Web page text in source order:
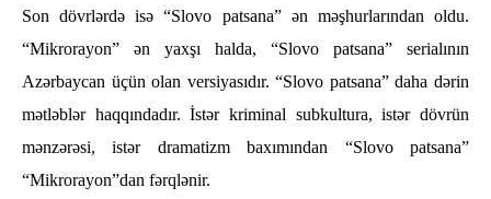
Son dövrlərdə isə “Slovo patsana” ən məşhurlarından oldu.
“Mikrorayon” ən yaxşı halda, “Slovo patsana” serialının
Azərbaycan üçün olan versiyasıdır. “Slovo patsana” daha dərin
mətləblər haqqındadır. İstər kriminal subkultura, istər dövrün
mənzərəsi, istər dramatizm baxımından “Slovo patsana”
“Mikrorayon”dan fərqlənir.